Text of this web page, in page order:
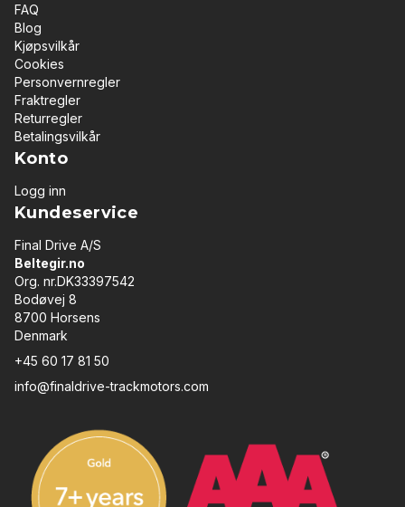
FAQ
Blog
Kjøpsvilkår
Cookies
Personvernregler
Fraktregler
Returregler
Betalingsvilkår
Konto
Logg inn
Kundeservice
Final Drive A/S
Beltegir.no
Org. nr.DK33397542
Bodøvej 8
8700 Horsens
Denmark
+45 60 17 81 50
info@finaldrive-trackmotors.com